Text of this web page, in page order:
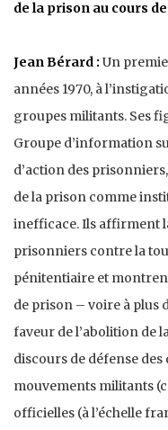
de la prison au cours
Jean Bérard : Un
années 1970, à
groupes militants. Ses
Groupe d’information
d’action des
de la prison comme
inefficace. Ils affirment
prisonniers contre la
pénitentiaire et
de prison – voire à plus
faveur de l’abolition de
discours de défense
mouvements militants
officielles (à l’échelle